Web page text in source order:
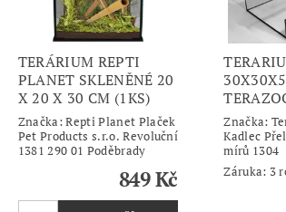
TERÁRIUM REPTI
PLANET SKLENĚNÉ 20
X 20 X 30 CM (1KS)
Značka:Repti Planet Plaček
Pet Products s.r.o. Revoluční
1381 290 01 Poděbrady
849 Kč
Značka:
Kadlec
mírů 1304
Záruka: 3